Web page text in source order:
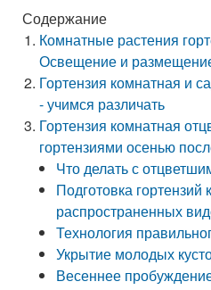
Содержание
Комнатные растения
Освещение и
Гортензия комнатная и
­- учимся различать
Гортензия комнатная
гортензиями осенью
Что делать с
Подготовка
распространенных
Технология
Укрытие молодых
Весеннее